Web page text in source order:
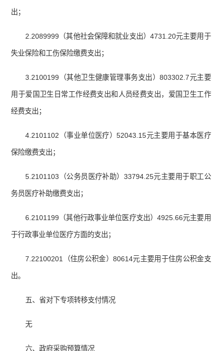
出；
2.2089999（其他社会保障和就业支出）4731.20元主要用于
失业保险和工伤保险缴费支出；
3.2100199（其他卫生健康管理事务支出）803302.7元主要
用于爱国卫生日常工作经费支出和人员经费支出，爱国卫生工作
经费支出；
4.2101102（事业单位医疗）52043.15元主要用于基本医疗
保险缴费支出；
5.2101103（公务员医疗补助）33794.25元主要用于职工公
务员医疗补助缴费支出；
6.2101199（其他行政事业单位医疗支出）4925.66元主要用
于行政事业单位医疗方面的支出；
7.22100201（住房公积金）80614元主要用于住房公积金支
出。
五、省对下专项转移支付情况
无
六、政府采购预算情况